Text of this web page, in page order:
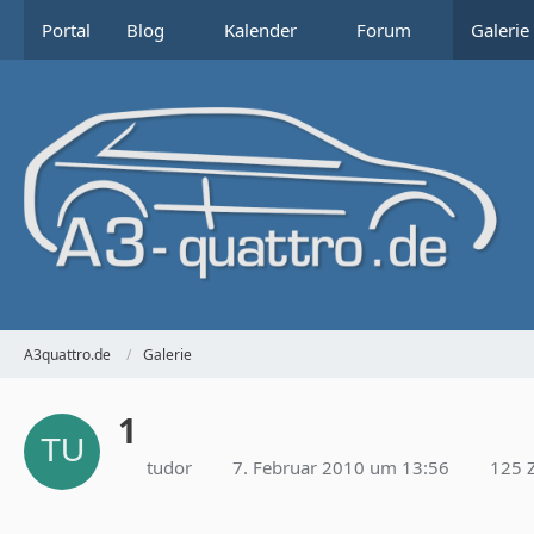
Portal Blog Kalender Forum Galerie
A3quattro.de Galerie
1
tudor 7. Februar 2010 um 13:56 125